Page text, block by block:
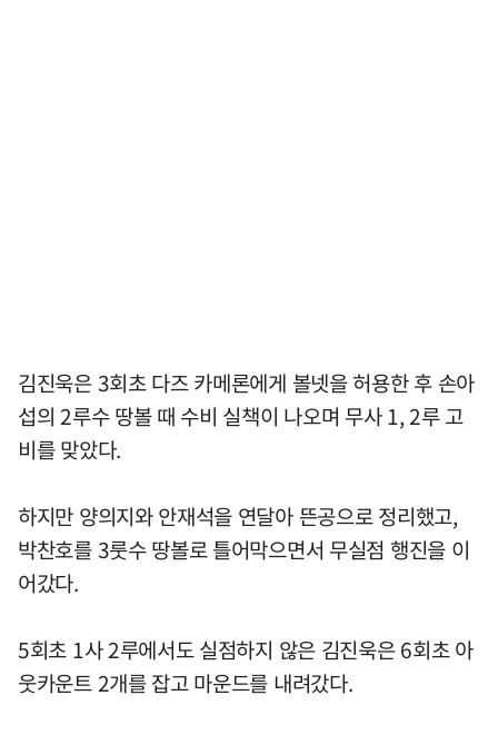
김진욱은 3회초 다즈 카메론에게 볼넷을 허용한 후 손아
섭의 2루수 땅볼 때 수비 실책이 나오며 무사 1, 2루 고
비를 맞았다.
하지만 양의지와 안재석을 연달아 뜬공으로 정리했고,
박찬호를 3룻수 땅볼로 틀어막으면서 무실점 행진을 이
어갔다.
5회초 1사 2루에서도 실점하지 않은 김진욱은 6회초 아
웃카운트 2개를 잡고 마운드를 내려갔다.